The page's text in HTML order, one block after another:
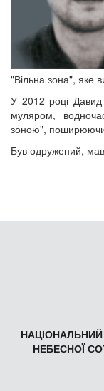
"Вільна зона", яке
У 2012 році Давид
муляром,
зоною", поширюючи
Був одружений, мав
НЕБЕСНОЇ